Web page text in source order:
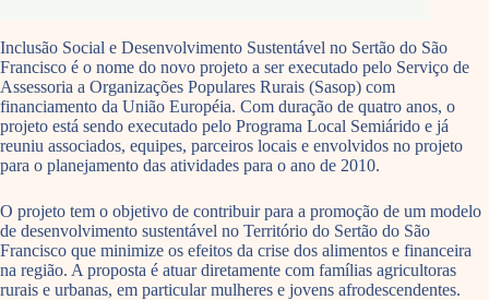
Inclusão Social e Desenvolvimento Sustentável no Sertão do São
Francisco é o nome do novo projeto a ser executado pelo Serviço de
Assessoria a Organizações Populares Rurais (Sasop) com
financiamento da União Européia. Com duração de quatro anos, o
projeto está sendo executado pelo Programa Local Semiárido e já
reuniu associados, equipes, parceiros locais e envolvidos no projeto
para o planejamento das atividades para o ano de 2010.
O projeto tem o objetivo de contribuir para a promoção de um modelo
de desenvolvimento sustentável no Território do Sertão do São
Francisco que minimize os efeitos da crise dos alimentos e financeira
na região. A proposta é atuar diretamente com famílias agricultoras
rurais e urbanas, em particular mulheres e jovens afrodescendentes.